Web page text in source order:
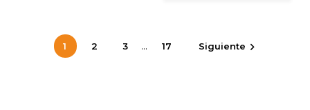
1 2 3 … 17 Siguiente 